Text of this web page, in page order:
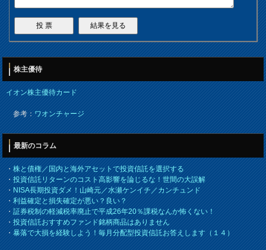
株主優待
イオン株主優待カード
参考：ワオンチャージ
最新のコラム
・株と債権／国内と海外アセットで投資信託を選択する
・投資信託リターンのコスト高影響を論じるな！世間の大誤解
・NISA長期投資ダメ！山崎元／水瀬ケンイチ／カンチュンド
・利益確定と損失確定が悪い？良い？
・証券税制の軽減税率廃止で平成26年20％課税なんか怖くない！
・投資信託おすすめファンド銘柄商品はありません
・暴落で大損を経験しよう！毎月分配型投資信託お答えします（１４）